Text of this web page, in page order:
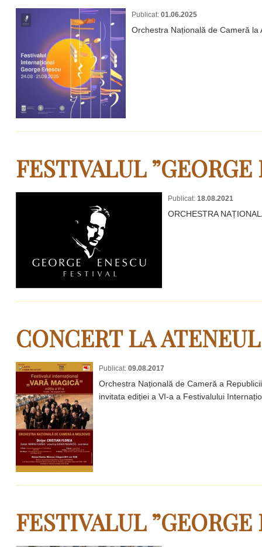
Publicat: 01.06.2025
Orchestra Națională de Cameră la
FESTIVALUL ”GEORGE
Publicat: 18.08.2021
ORCHESTRA
CONCERT LA
Publicat: 09.08.2017
Orchestra Națională de Cameră a
invitata ediției a VI-a a Festivalului
FESTIVALUL ”GEORGE